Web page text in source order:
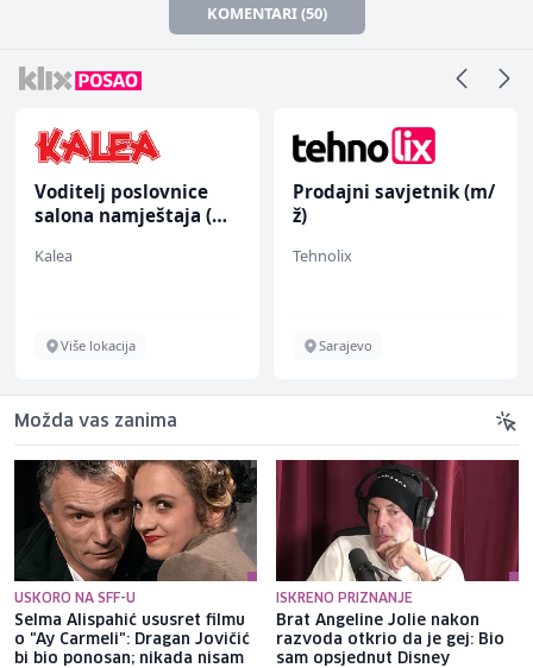
KOMENTARI (50)
Voditelj poslovnice
salona namještaja (m/
Kalea
Više lokacija
Prodajni savjetnik (m/
ž)
Tehnolix
Sarajevo
Možda vas zanima
USKORO NA SFF-U
Selma Alispahić ususret filmu
o "Ay Carmeli": Dragan Jovičić
bi bio ponosan; nikada nisam
ISKRENO PRIZNANJE
Brat Angeline Jolie nakon
razvoda otkrio da je gej: Bio
sam opsjednut Disney